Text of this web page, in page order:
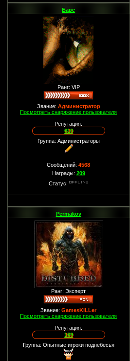
Барс
Ранг: VIP
Звание: Администратор
Посмотреть снаряжение пользователя
Репутация:
610
Группа: Администраторы
Сообщений:4568
Награды: 209
Статус:
Permakov
Ранг: Эксперт
Звание:GamesKiLLer
Посмотреть снаряжение пользователя
Репутация:
169
Группа: Опытные игроки поднебесья